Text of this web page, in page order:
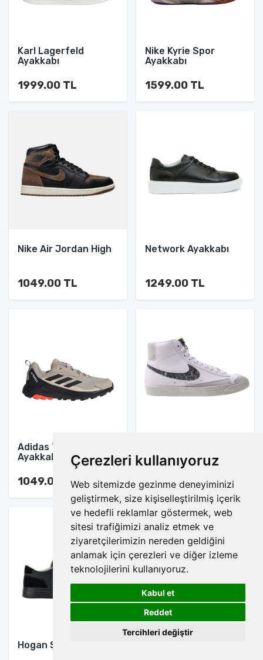
Çerezleri kullanıyoruz
Web sitemizde gezinme deneyiminizi
geliştirmek, size kişiselleştirilmiş içerik
ve hedefli reklamlar göstermek, web
sitesi trafiğimizi analiz etmek ve
ziyaretçilerimizin nereden geldiğini
anlamak için çerezleri ve diğer izleme
teknolojilerini kullanıyoruz.
Kabul et
Reddet
Tercihleri değiştir
Karl Lagerfeld
Ayakkabı
1999.00 TL
Nike Kyrie Spor
Ayakkabı
1599.00 TL
Nike Air Jordan High
1049.00 TL
Network Ayakkabı
1249.00 TL
Adidas Terrex Spor
Ayakkabı
1049.00 TL
Ayakkabı
1049.00 TL
Hogan Spor Ayakkabı